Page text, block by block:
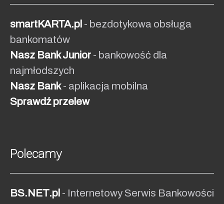
smartKARTA.pl - bezdotykowa obsługa
bankomatów
Nasz Bank Junior - bankowość dla
najmłodszych
Nasz Bank- aplikacja mobilna
Sprawdź przelew
Polecamy
BS.NET.pl - Internetowy Serwis Bankowości